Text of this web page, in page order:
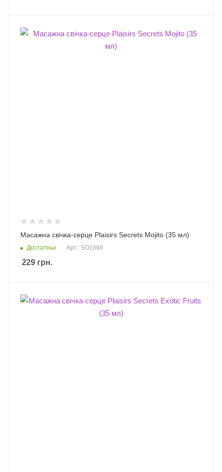
Масажна свічка-серце Plaisirs Secrets Mojito (35 мл)
Достатньо Арт.: SO1869
229 грн.